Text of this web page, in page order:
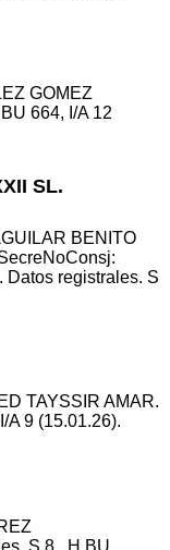
GOMEZ
664, I/A 12
SL.
BENITO
Datos registrales. S
TAYSSIR AMAR.
A 9 (15.01.26).
S 8 , H BU